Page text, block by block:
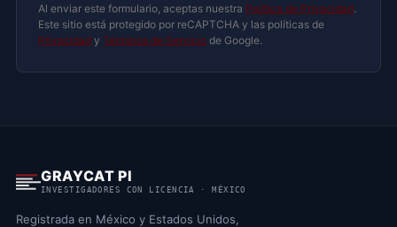
Al enviar este formulario, aceptas nuestra Política de Privacidad.
Este sitio está protegido por reCAPTCHA y las políticas de
Privacidad y Términos de Servicio de Google.
GRAYCAT PI
INVESTIGADORES CON LICENCIA · MÉXICO
Registrada en México y Estados Unidos,